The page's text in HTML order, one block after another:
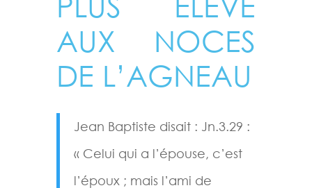
AUX NOCES
DE L’AGNEAU
Jean Baptiste disait : Jn.3.29 :
« Celui qui a l’épouse, c’est
l’époux ; mais l’ami de